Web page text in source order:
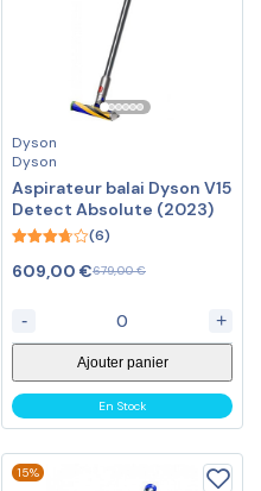
Dyson
Dyson
Aspirateur balai Dyson V15
Detect Absolute (2023)
out of 5
(6)
679,00€
609,00 €
- +
Ajouter panier
En Stock
15%